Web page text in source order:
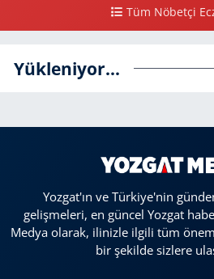
Tüm Nöbetçi
Yükleniyor...
Yozgat'ın ve Türkiye'nin
gelişmeleri, en güncel Yozgat
Medya olarak, ilinizle ilgili tüm
bir şekilde sizlere